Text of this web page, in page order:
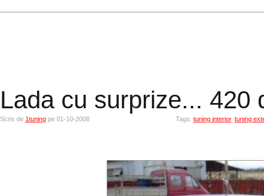
Lada cu surprize... 420
Scris de 1tuning pe 01-10-2008 Tags: tuning interior, tuning